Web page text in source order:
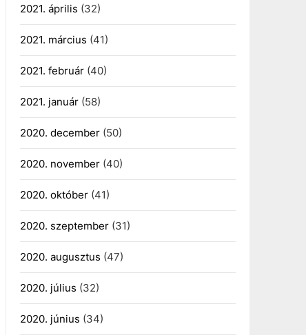
2021. április (32)
2021. március (41)
2021. február(40)
2021. január(58)
2020. december(50)
2020. november(40)
2020. október(41)
2020. szeptember(31)
2020. augusztus (47)
2020. július (32)
2020. június (34)